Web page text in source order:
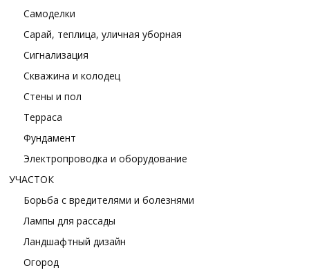
Самоделки
Сарай, теплица, уличная уборная
Сигнализация
Скважина и колодец
Стены и пол
Терраса
Фундамент
Электропроводка и оборудование
УЧАСТОК
Борьба с вредителями и болезнями
Лампы для рассады
Ландшафтный дизайн
Огород